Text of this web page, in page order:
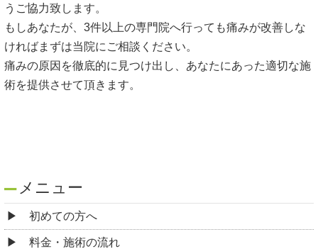
うご協力致します。
もしあなたが、3件以上の専門院へ行っても痛みが改善しな
ければまずは当院にご相談ください。
痛みの原因を徹底的に見つけ出し、あなたにあった適切な施
術を提供させて頂きます。
メニュー
初めての方へ
料金・施術の流れ